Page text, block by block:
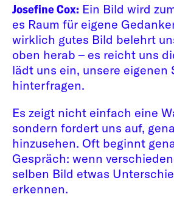
Josefine Cox: Ein Bild wird
es Raum für eigene
wirklich gutes Bild belehrt
oben herab – es reicht uns
lädt uns ein, unsere eigenen
hinterfragen.
Es zeigt nicht einfach eine
sondern fordert uns auf,
hinzusehen. Oft beginnt
Gespräch: wenn
selben Bild etwas
erkennen.